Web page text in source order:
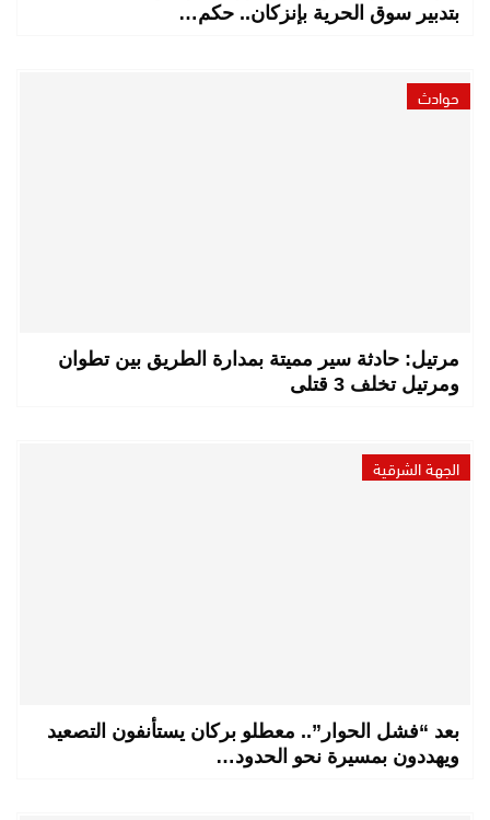
بتدبير سوق الحرية بإنزكان.. حكم…
حوادث
مرتيل: حادثة سير مميتة بمدارة الطريق بين تطوان
ومرتيل تخلف 3 قتلى
الجهة الشرقية
بعد “فشل الحوار”.. معطلو بركان يستأنفون التصعيد
ويهددون بمسيرة نحو الحدود…